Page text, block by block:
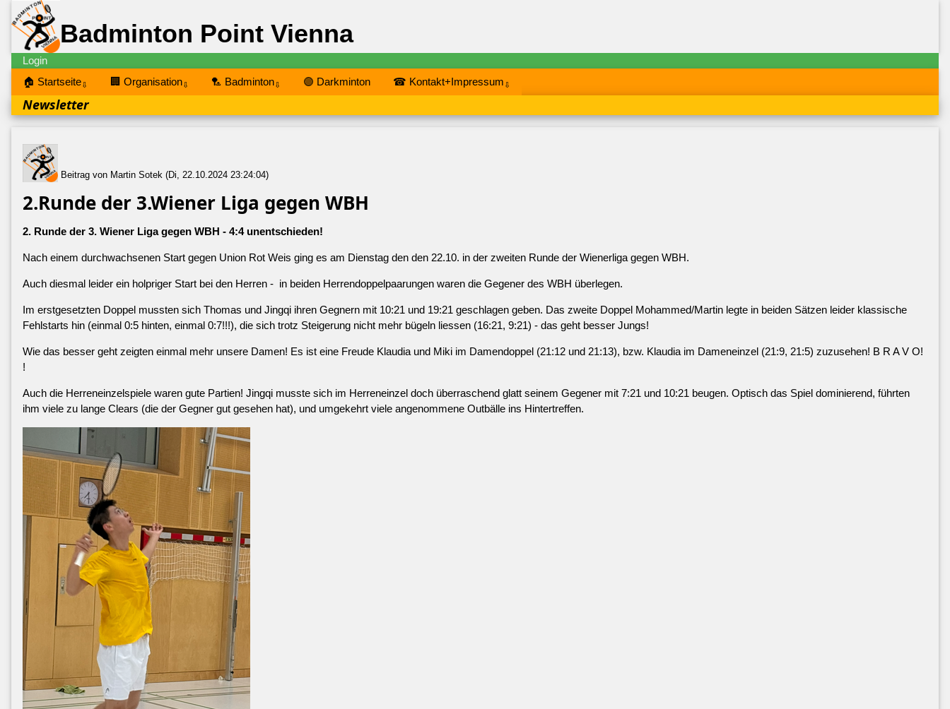
Badminton Point Vienna
Login
🏠 Startseite⇩ 🏢 Organisation⇩ 🏸 Badminton⇩ 🟣 Darkminton ☎ Kontakt+Impressum ⇩
Newsletter
Beitrag von Martin Sotek (Di, 22.10.2024 23:24:04)
2.Runde der 3.Wiener Liga gegen WBH
2. Runde der 3. Wiener Liga gegen WBH - 4:4 unentschieden!
Nach einem durchwachsenen Start gegen Union Rot Weis ging es am Dienstag den den 22.10. in der zweiten Runde der Wienerliga gegen WBH.
Auch diesmal leider ein holpriger Start bei den Herren - in beiden Herrendoppelpaarungen waren die Gegener des WBH überlegen.
Im erstgesetzten Doppel mussten sich Thomas und Jingqi ihren Gegnern mit 10:21 und 19:21 geschlagen geben. Das zweite Doppel Mohammed/Martin legte in beiden Sätzen leider klassische
Fehlstarts hin (einmal 0:5 hinten, einmal 0:7!!!), die sich trotz Steigerung nicht mehr bügeln liessen (16:21, 9:21) - das geht besser Jungs!
Wie das besser geht zeigten einmal mehr unsere Damen! Es ist eine Freude Klaudia und Miki im Damendoppel (21:12 und 21:13), bzw. Klaudia im Dameneinzel (21:9, 21:5) zuzusehen! B R A V O!
!
Auch die Herreneinzelspiele waren gute Partien! Jingqi musste sich im Herreneinzel doch überraschend glatt seinem Gegener mit 7:21 und 10:21 beugen. Optisch das Spiel dominierend, führten
ihm viele zu lange Clears (die der Gegner gut gesehen hat), und umgekehrt viele angenommene Outbälle ins Hintertreffen.